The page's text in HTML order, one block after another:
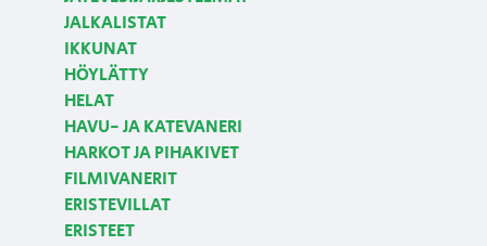
JALKALISTAT
IKKUNAT
HÖYLÄTTY
HELAT
HAVU- JA KATEVANERI
HARKOT JA PIHAKIVET
FILMIVANERIT
ERISTEVILLAT
ERISTEET